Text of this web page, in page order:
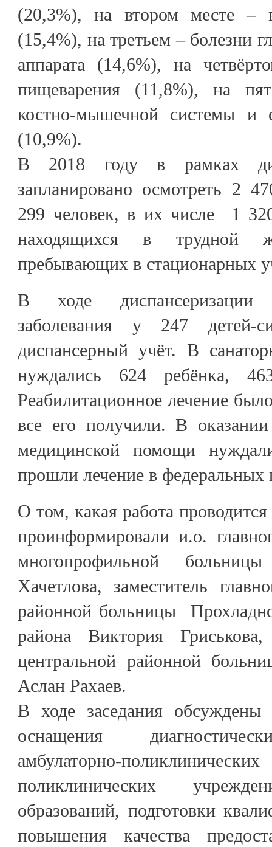
(20,3%), на втором месте –
(15,4%), на третьем – болезни
аппарата (14,6%), на
пищеварения (11,8%), на
костно-мышечной системы и
(10,9%).
В 2018 году в рамках
запланировано осмотреть 2
299 человек, в их числе 1
находящихся в трудной
пребывающих в стационарных
В ходе диспансеризации
заболевания у 247 детей-
диспансерный учёт. В
нуждались 624 ребёнка,
Реабилитационное лечение
все его получили. В оказании
медицинской помощи
прошли лечение в федеральных
О том, какая работа
проинформировали и.о.
многопрофильной
Хачетлова, заместитель
районной больницы
района Виктория
центральной районной
Аслан Рахаев.
В ходе заседания
оснащения
амбулаторно-
поликлинических
образований, подготовки
повышения качества